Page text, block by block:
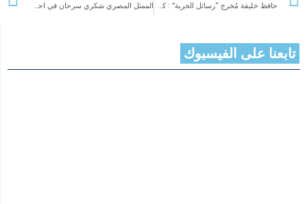
حافظ خليفة مُخرج “رسائل الحرية” : كل سياسيي تونس دجّالون الممثل المصري شكري سرحان في احد الحوارات النادرة
تابعنا على الفيسبوك